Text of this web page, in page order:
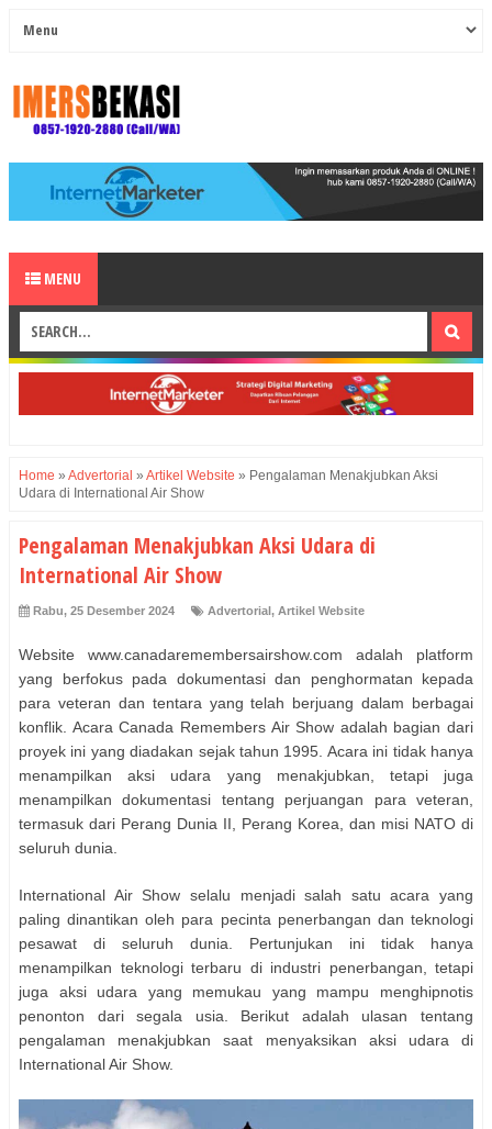
MENU
Home » Advertorial » Artikel Website » Pengalaman Menakjubkan Aksi
Udara di International Air Show
Pengalaman Menakjubkan Aksi Udara di
International Air Show
Rabu, 25 Desember 2024 Advertorial, Artikel Website
Website www.canadaremembersairshow.com adalah platform
yang berfokus pada dokumentasi dan penghormatan kepada
para veteran dan tentara yang telah berjuang dalam berbagai
konflik. Acara Canada Remembers Air Show adalah bagian dari
proyek ini yang diadakan sejak tahun 1995. Acara ini tidak hanya
menampilkan aksi udara yang menakjubkan, tetapi juga
menampilkan dokumentasi tentang perjuangan para veteran,
termasuk dari Perang Dunia II, Perang Korea, dan misi NATO di
seluruh dunia.
International Air Show selalu menjadi salah satu acara yang
paling dinantikan oleh para pecinta penerbangan dan teknologi
pesawat di seluruh dunia. Pertunjukan ini tidak hanya
menampilkan teknologi terbaru di industri penerbangan, tetapi
juga aksi udara yang memukau yang mampu menghipnotis
penonton dari segala usia. Berikut adalah ulasan tentang
pengalaman menakjubkan saat menyaksikan aksi udara di
International Air Show.